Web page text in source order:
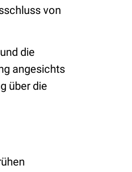
von
die
angesichts
über die